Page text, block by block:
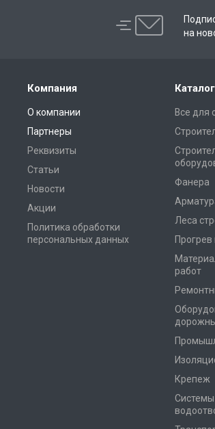
на
Компания
О компании
Партнеры
Реквизиты
Статьи
Новости
Акции
Политика обработки
персональных данных
Каталог
Все для
Фанера
Леса
работ
Крепеж
Системы